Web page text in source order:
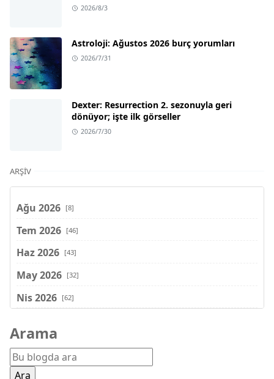
2026/8/3
Astroloji: Ağustos 2026 burç yorumları
2026/7/31
Dexter: Resurrection 2. sezonuyla geri
dönüyor; işte ilk görseller
2026/7/30
ARŞIV
Ağu 2026 [8]
Tem 2026 [46]
Haz 2026 [43]
May 2026 [32]
Nis 2026 [62]
Şub 2026
Oca 2026 [72]
Arama